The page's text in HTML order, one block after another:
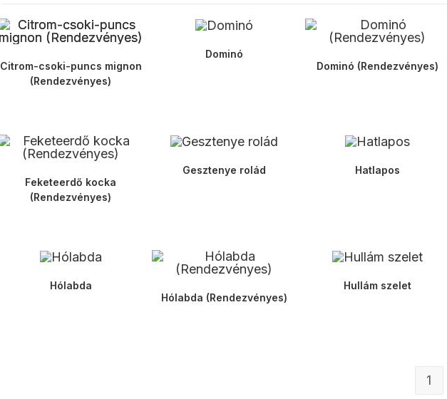
Citrom-csoki-puncs mignon
(Rendezvényes)
Dominó
Dominó (Rendezvényes)
Feketeerdő kocka
(Rendezvényes)
Gesztenye rolád
Hatlapos
Hólabda
Hólabda (Rendezvényes)
Hullám szelet
1